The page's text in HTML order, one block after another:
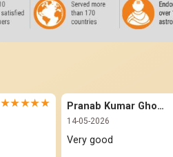
★★★★★ Pranab Kumar Ghorai
14-05-2026
Very good